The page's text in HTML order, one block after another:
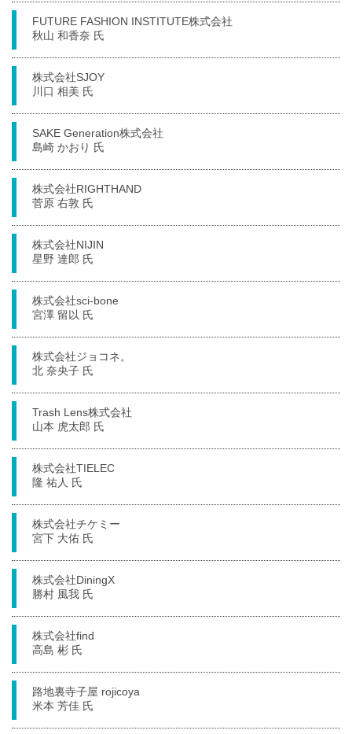
FUTURE FASHION INSTITUTE株式会社
秋山 和香奈 氏
株式会社SJOY
川口 相美 氏
SAKE Generation株式会社
島崎 かおり 氏
株式会社RIGHTHAND
菅原 右敦 氏
株式会社NIJIN
星野 達郎 氏
株式会社sci-bone
宮澤 留以 氏
株式会社ジョコネ。
北 奈央子 氏
Trash Lens株式会社
山本 虎太郎 氏
株式会社TIELEC
隆 祐人 氏
株式会社チケミー
宮下 大佑 氏
株式会社DiningX
勝村 風我 氏
株式会社find
高島 彬 氏
路地裏寺子屋 rojicoya
米本 芳佳 氏